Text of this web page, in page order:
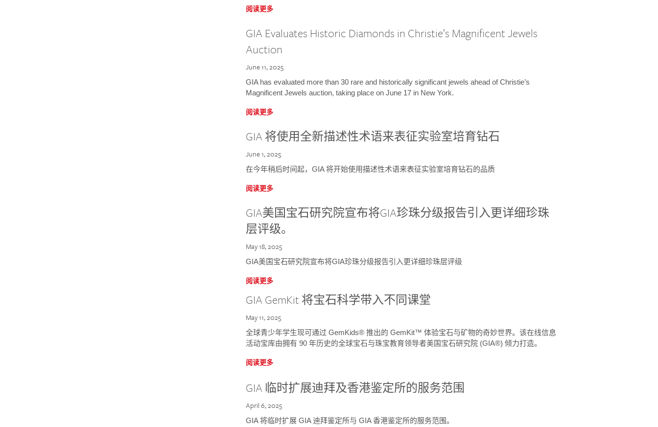
阅读更多
GIA Evaluates Historic Diamonds in Christie’s Magnificent Jewels
Auction
June 11, 2025
GIA has evaluated more than 30 rare and historically significant jewels ahead of Christie’s
Magnificent Jewels auction, taking place on June 17 in New York.
阅读更多
GIA 将使用全新描述性术语来表征实验室培育钻石
June 1, 2025
在今年稍后时间起，GIA 将开始使用描述性术语来表征实验室培育钻石的品质
阅读更多
GIA美国宝石研究院宣布将GIA珍珠分级报告引入更详细珍珠
层评级。
May 18, 2025
GIA美国宝石研究院宣布将GIA珍珠分级报告引入更详细珍珠层评级
阅读更多
GIA GemKit 将宝石科学带入不同课堂
May 11, 2025
全球青少年学生现可通过 GemKids® 推出的 GemKit™ 体验宝石与矿物的奇妙世界。该在线信息
活动宝库由拥有 90 年历史的全球宝石与珠宝教育领导者美国宝石研究院 (GIA®) 倾力打造。
阅读更多
GIA 临时扩展迪拜及香港鉴定所的服务范围
April 6, 2025
GIA 将临时扩展 GIA 迪拜鉴定所与 GIA 香港鉴定所的服务范围。